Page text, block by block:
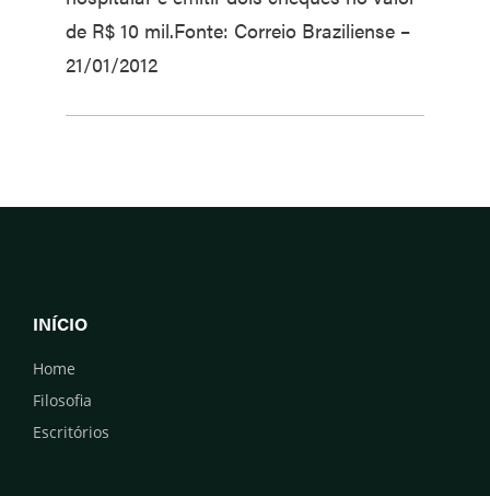
de R$ 10 mil.Fonte: Correio Braziliense –
21/01/2012
INÍCIO
Home
Filosofia
Escritórios